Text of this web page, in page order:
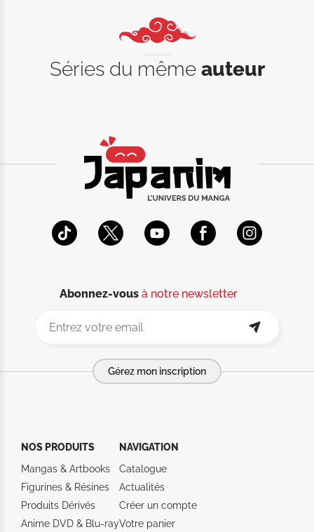
Séries du même auteur
Abonnez-vousà notre newsletter
Gérez mon inscription
NOS PRODUITS
Mangas & Artbooks
Figurines & Résines
Produits Dérivés
Anime DVD & Blu‑ray
NAVIGATION
Catalogue
Actualités
Créer un compte
Votre panier